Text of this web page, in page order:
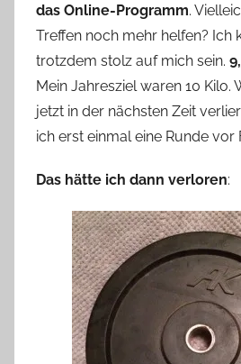
das Online-Programm.
Treffen noch mehr helfen? Ich
trotzdem stolz auf mich sein.
Mein Jahresziel waren 10 Kilo.
jetzt in der nächsten Zeit
ich erst einmal eine Runde vor
Das hätte ich dann verloren: